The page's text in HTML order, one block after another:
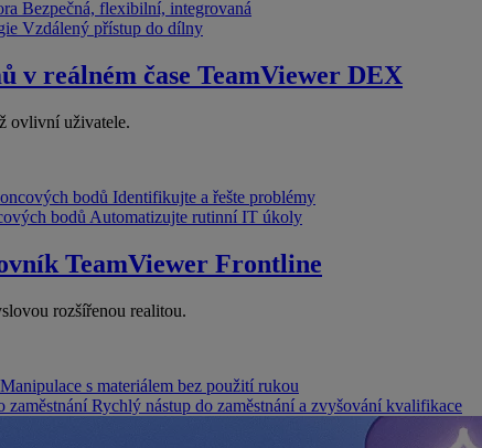
Bezpečná, flexibilní, integrovaná
Vzdálený přístup do dílny
v reálném čase TeamViewer DEX
ovlivní uživatele.
bodů Identifikujte a řešte problémy
bodů Automatizujte rutinní IT úkoly
TeamViewer Frontline
rozšířenou realitou.
Manipulace s materiálem bez použití rukou
zaměstnání Rychlý nástup do zaměstnání a zvyšování kvalifikace